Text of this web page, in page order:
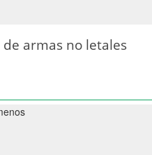
armas no letales